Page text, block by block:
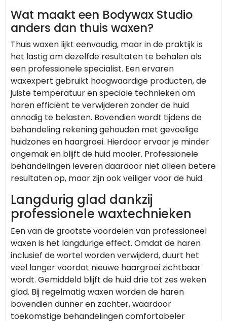
Wat maakt een Bodywax Studio
anders dan thuis waxen?
Thuis waxen lijkt eenvoudig, maar in de praktijk is
het lastig om dezelfde resultaten te behalen als
een professionele specialist. Een ervaren
waxexpert gebruikt hoogwaardige producten, de
juiste temperatuur en speciale technieken om
haren efficiënt te verwijderen zonder de huid
onnodig te belasten. Bovendien wordt tijdens de
behandeling rekening gehouden met gevoelige
huidzones en haargroei. Hierdoor ervaar je minder
ongemak en blijft de huid mooier. Professionele
behandelingen leveren daardoor niet alleen betere
resultaten op, maar zijn ook veiliger voor de huid.
Langdurig glad dankzij
professionele waxtechnieken
Een van de grootste voordelen van professioneel
waxen is het langdurige effect. Omdat de haren
inclusief de wortel worden verwijderd, duurt het
veel langer voordat nieuwe haargroei zichtbaar
wordt. Gemiddeld blijft de huid drie tot zes weken
glad. Bij regelmatig waxen worden de haren
bovendien dunner en zachter, waardoor
toekomstige behandelingen comfortabeler